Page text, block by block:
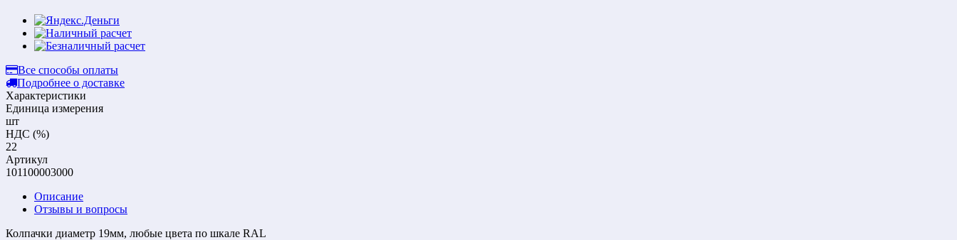
Все способы оплаты
Подробнее о доставке
Характеристики
Единица измерения
шт
НДС (%)
22
Артикул
101100003000
Описание
Отзывы и вопросы
Колпачки диаметр 19мм, любые цвета по шкале RAL